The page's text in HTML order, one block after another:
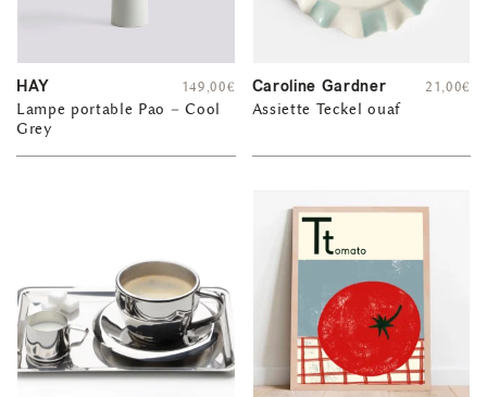
HAY
Lampe portable Pao – Cool
Grey
149,00€ Caroline Gardner
Assiette Teckel ouaf
21,00€